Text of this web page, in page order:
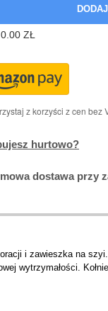
0.00 ZŁ
z korzyści z cen bez
hurtowo?
dostawa przy
i zawieszka na
wytrzymałości.